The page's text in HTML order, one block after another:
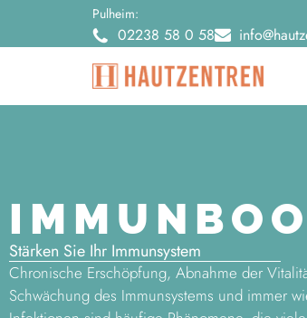
Pulheim:
02238 58 0 58
Stärken Sie Ihr Immunsystem
Chronische Erschöpfung, Abnahme der
Schwächung des Immunsystems und immer